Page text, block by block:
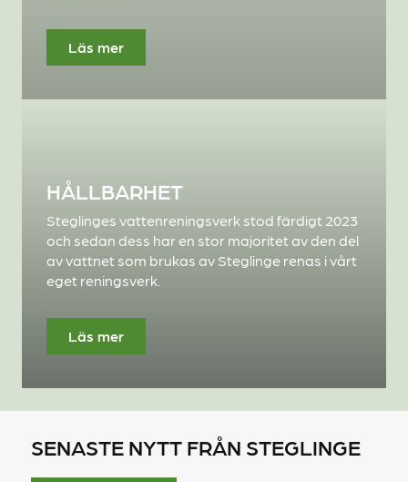
Läs mer
HÅLLBARHET
Steglinges vattenreningsverk stod färdigt 2023
och sedan dess har en stor majoritet av den del
av vattnet som brukas av Steglinge renas i vårt
eget reningsverk.
Läs mer
SENASTE NYTT FRÅN STEGLINGE